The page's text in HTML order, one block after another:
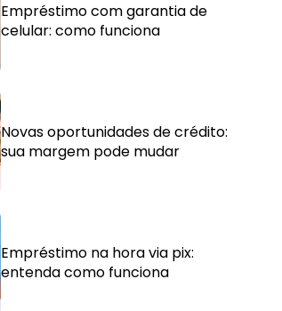
Empréstimo com garantia de
celular: como funciona
Novas oportunidades de crédito:
sua margem pode mudar
Empréstimo na hora via pix:
entenda como funciona